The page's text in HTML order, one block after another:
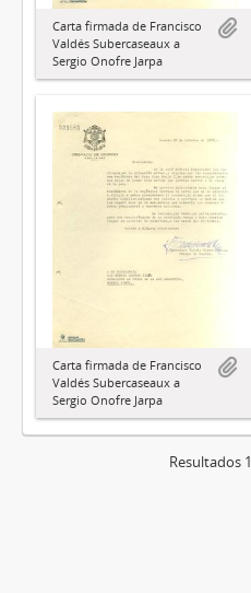
Carta firmada de Francisco
Valdés Subercaseaux a
Sergio Onofre Jarpa
Carta firmada de Francisco
Valdés Subercaseaux a
Sergio Onofre Jarpa
Resultados